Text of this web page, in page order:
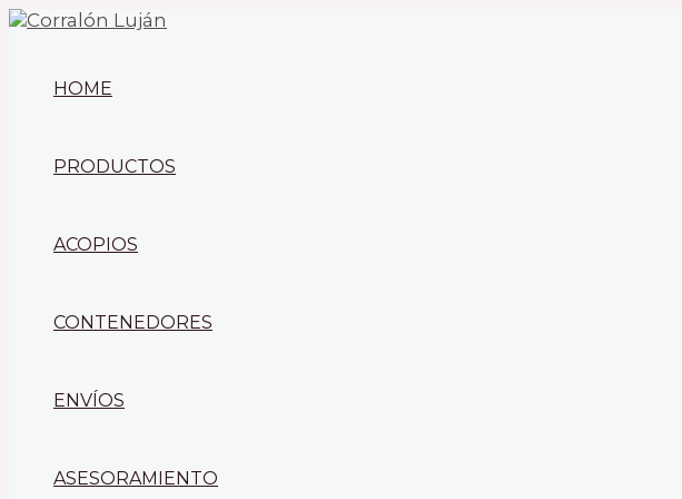
Ir
al
HOME
PRODUCTOS
ACOPIOS
CONTENEDORES
ENVÍOS
ASESORAMIENTO